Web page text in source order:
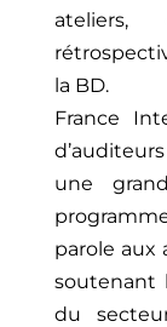
la BD.
France
une
parole aux
soutenant
du